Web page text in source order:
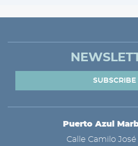
SUBSCRIBE
ADRESSEPuerto Azul
Calle Camilo José